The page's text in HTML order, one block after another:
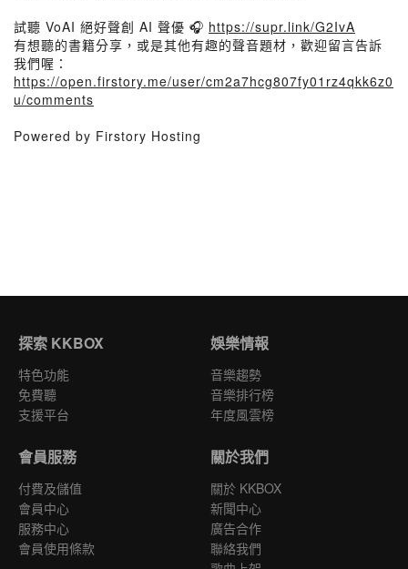
試聽 VoAI 絕好聲創 AI 聲優 🎧 https://supr.link/G2IvA
有想聽的書籍分享，或是其他有趣的聲音題材，歡迎留言告訴
我們喔：
https://open.firstory.me/user/cm2a7hcg807fy01rz4qkk6z0
u/comments
Powered by Firstory Hosting
探索 KKBOX
特色功能
免費聽
支援平台
娛樂情報
音樂趨勢
音樂排行榜
年度風雲榜
會員服務
付費及儲值
會員中心
服務中心
會員使用條款
關於我們
關於 KKBOX
新聞中心
廣告合作
聯絡我們